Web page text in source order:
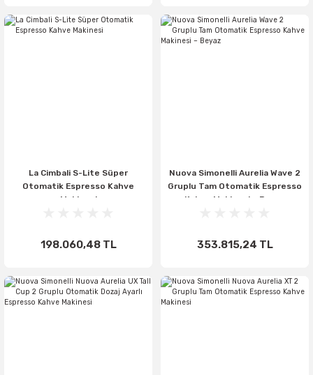
La Cimbali S-Lite Süper
Otomatik Espresso Kahve
Makinesi
198.060,48 TL
Nuova Simonelli Aurelia Wave 2
Gruplu Tam Otomatik Espresso
Kahve Makinesi – Beyaz
353.815,24 TL